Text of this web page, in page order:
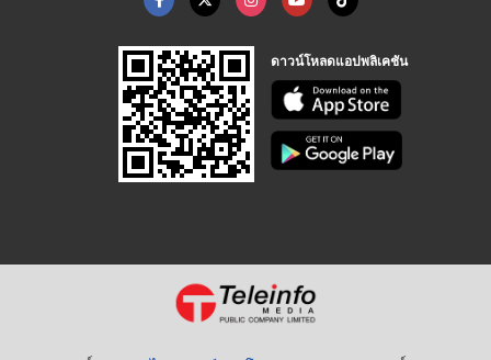
ดาวน์โหลดแอปพลิเคชัน